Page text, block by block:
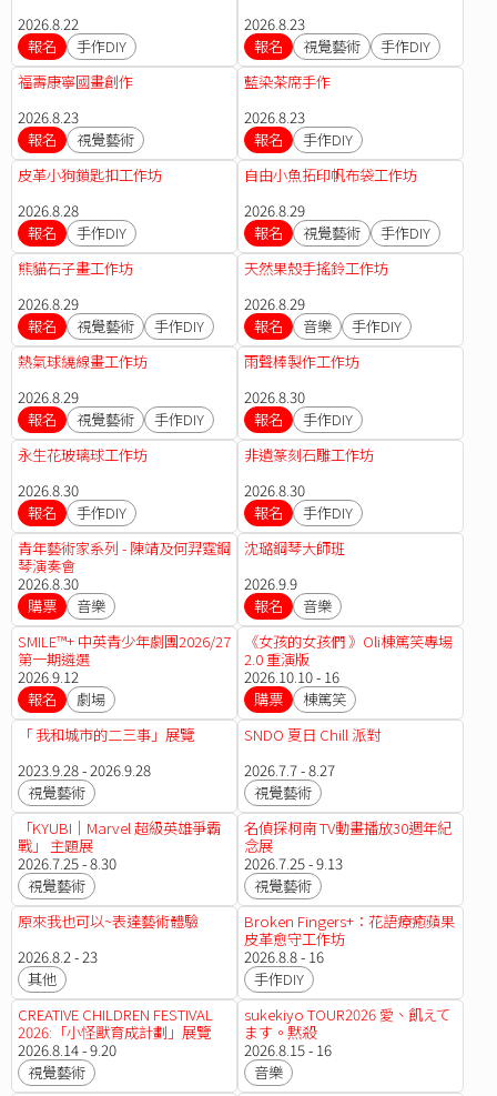
2026.8.22
報名
手作DIY
2026.8.23
報名
視覺藝術
手作DIY
福壽康寧國畫創作
2026.8.23
報名
視覺藝術
藍染茶席手作
2026.8.23
報名
手作DIY
皮革小狗鎖匙扣工作坊
2026.8.28
報名
手作DIY
自由小魚拓印帆布袋工作坊
2026.8.29
報名
視覺藝術
手作DIY
熊貓石子畫工作坊
2026.8.29
報名
視覺藝術 手作DIY
天然果殼手搖鈴工作坊
2026.8.29
報名
音樂
手作DIY
熱氣球繞線畫工作坊
2026.8.29
報名
視覺藝術 手作DIY
雨聲棒製作工作坊
2026.8.30
報名
手作DIY
永生花玻璃球工作坊
2026.8.30
報名
手作DIY
非遺篆刻石雕工作坊
2026.8.30
報名
手作DIY
青年藝術家系列 - 陳靖及何羿霆鋼
琴演奏會
2026.8.30
購票
音樂
沈璐鋼琴大師班
2026.9.9
報名
音樂
SMILE™+ 中英青少年劇團2026/27
第一期遴選
2026.9.12
報名
劇場
《女孩的女孩們 》Oli棟篤笑專場
2.0 重演版
2026.10.10 - 16
購票
棟篤笑
「 我和城市的二三事」展覽
2023.9.28 - 2026.9.28
視覺藝術
SNDO 夏日 Chill 派對
2026.7.7 - 8.27
視覺藝術
「KYUBI｜Marvel 超級英雄爭霸
戰」 主題展
2026.7.25 - 8.30
視覺藝術
名偵探柯南 TV動畫播放30週年紀
念展
2026.7.25 - 9.13
視覺藝術
原來我也可以~表達藝術體驗
2026.8.2 - 23
其他
Broken Fingers+：花語療癒蘋果
皮革愈守工作坊
2026.8.8 - 16
手作DIY
CREATIVE CHILDREN FESTIVAL
2026:「小怪獸育成計劃」展覽
2026.8.14 - 9.20
視覺藝術
sukekiyo TOUR2026 愛、飢えて
ます。黙殺
2026.8.15 - 16
音樂